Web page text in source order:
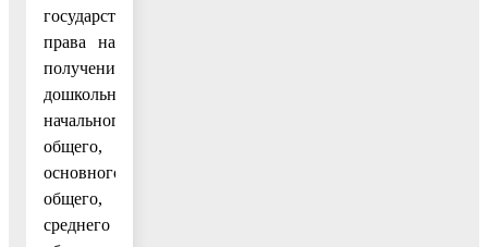
государством
права на
получение
дошкольного,
начального
общего,
основного
общего,
среднего